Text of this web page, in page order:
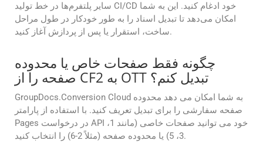
سایر پلتفرم‌ها در خط تولید CI/CD خود ادغام کنید. این به شما
امکان می‌دهد تا تبدیل اسناد را به طور خودکار در طول مراحل
ساخت، استقرار یا پس از پردازش آغاز کنید.
چگونه فقط صفحات خاص یا محدوده
صفحه را از CF2 به OTT تبدیل کنم؟
GroupDocs.Conversion Cloud به شما امکان می دهد محدوده
صفحه سفارشی را برای تبدیل تعریف کنید. با استفاده از پارامتر
Pages در درخواست API خود می توانید صفحات خاصی (مانند 1،
3، 5) یا محدوده صفحه (مثلاً 2-6) را انتخاب کنید.